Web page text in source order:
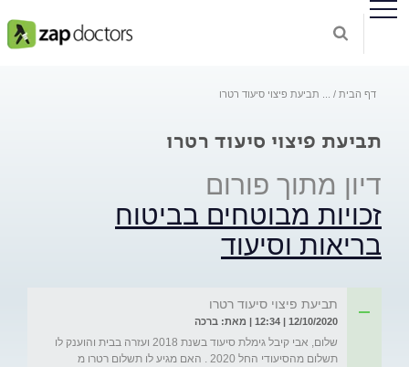
דף הבית תביעת פיצוי סיעוד רטרו
תביעת פיצוי סיעוד רטרו
דיון מתוך פורום
זכויות מבוטחים בביטוח
בריאות וסיעוד
תביעת פיצוי סיעוד רטרו
12/10/2020 | 12:34 | מאת: ברכה
שלום, אבי קיבל גימלת סיעוד בשנת 2018 ועזרה בבית והוענק לו
תשלום מהסיעודי החל 2020 . האם מגיע לו תשלום רטרו מ